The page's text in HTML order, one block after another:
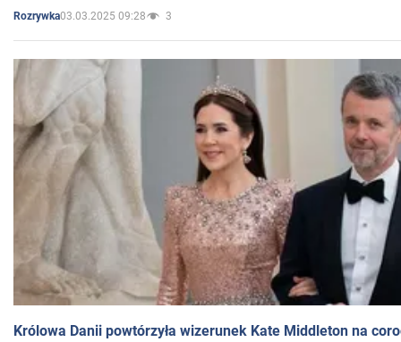
Rozrywka03.03.2025 09:28 3
Królowa Danii powtórzyła wizerunek Kate Middleton na